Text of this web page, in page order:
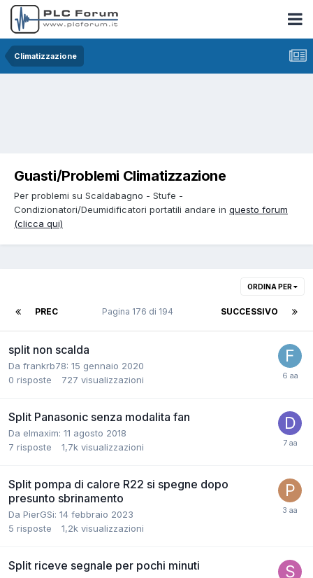
Climatizzazione
Guasti/Problemi Climatizzazione
Per problemi su Scaldabagno - Stufe -
Condizionatori/Deumidificatori portatili andare in questo forum
(clicca qui)
ORDINA PER
PREC SUCCESSIVO
Pagina 176 di 194
split non scalda
Da frankrb78: 15 gennaio 2020
0 risposte 727 visualizzazioni
Split Panasonic senza modalita fan
Da elmaxim: 11 agosto 2018
7 risposte 1,7k visualizzazioni
Split pompa di calore R22 si spegne dopo
presunto sbrinamento
Da PierGSi: 14 febbraio 2023
5 risposte 1,2k visualizzazioni
Split riceve segnale per pochi minuti